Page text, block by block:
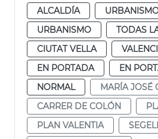
ALCALDÍA
URBANISMO
TODAS
CIUTAT VELLA
EN PORTADA
EN
NORMAL
MARÍA JOSÉ
CARRER DE COLÓN
PLAN VALENTIA